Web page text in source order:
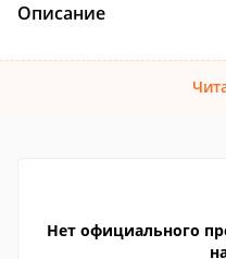
Описание
Нет официального